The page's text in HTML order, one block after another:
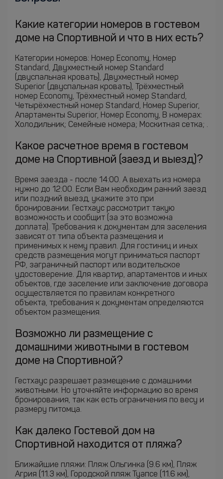
Какие категории номеров в гостевом
доме на Спортивной и что в них есть?
Категории номеров: Номер Economy, Номер
Standard, Двухместный номер Standard
(двуспальная кровать), Двухместный номер
Superior (двуспальная кровать), Трёхместный
номер Economy, Трёхместный номер Standard,
Четырёхместный номер Standard, Номер Superior,
Апартаменты Superior, Номер Economy, В номерах:
Холодильник; Семейные номера; Москитная сетка; .
Какое расчетное время в гостевом
доме на Спортивной (заезд и выезд)?
Время заезда - после 14:00. А выехать из номера
нужно до 12:00. Если Вам необходим ранний заезд
или поздний выезд, укажите это при
бронировании. Гестхаус рассмотрит такую
возможность и сообщит (за это возможна
доплата). Требования к документам для заселения
зависят от типа объекта размещения и
применимых к нему правил. Для гостиниц и иных
средств размещения могут приниматься паспорт
РФ, заграничный паспорт или водительское
удостоверение. Для квартир, апартаментов и иных
объектов, где заселение или заключение договора
осуществляется по правилам конкретного
объекта, требования к документам определяются
объектом размещения.
Возможно ли размещение с
домашними животными в гостевом
доме на Спортивной?
Гестхаус разрешает размещение с домашними
животными. Но уточняйте информацию во время
бронирования, так как есть ограничения по весу и
размеру питомца.
Как далеко Гостевой дом на
Спортивной находится от пляжа?
Ближайшие пляжи: Пляж Ольгинка (9.6 км), Пляж
Агрия (11.3 км), Городской пляж Туапсе (11.6 км),